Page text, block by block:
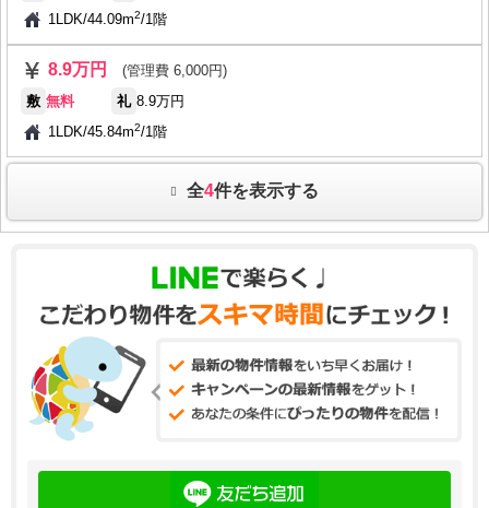
1LDK/44.09m2/1階
8.9万円
(管理費 6,000円)
敷 無料 礼 8.9万円
1LDK/45.84m2/1階
全4件を表示する